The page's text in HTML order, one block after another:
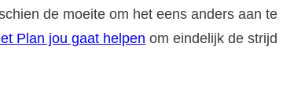
de moeite om het eens anders aan te
Plan jou gaat helpen om eindelijk de strijd